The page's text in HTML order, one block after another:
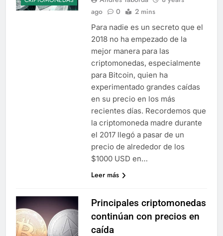
ago
0 2 mins
Para nadie es un secreto que el
2018 no ha empezado de la
mejor manera para las
criptomonedas, especialmente
para Bitcoin, quien ha
experimentado grandes caídas
en su precio en los más
recientes días. Recordemos que
la criptomoneda madre durante
el 2017 llegó a pasar de un
precio de alrededor de los
$1000 USD en…
Leer más
Principales criptomonedas
continúan con precios en
caída